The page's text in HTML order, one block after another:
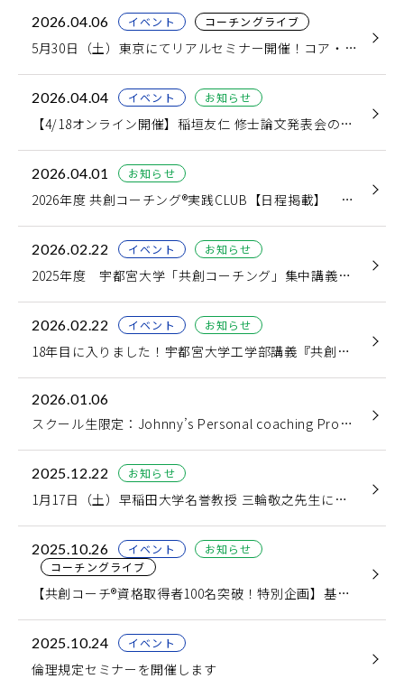
2026.04.06 イベント コーチングライブ
5月30日（土）東京にてリアルセミナー開催！コア・コンピテンシーを“体現する”コーチング実践セミナー 「ロールプレイとワークショップでコーチングマインドセットを磨く」
2026.04.04 イベント お知らせ
【4/18オンライン開催】稲垣友仁 修士論文発表会のご案内〜「教師の弱さ」が、なぜ子どもたちの主体性を引き出すのか？〜
2026.04.01 お知らせ
2026年度 共創コーチング®実践CLUB【日程掲載】 CLUBA（クラバ）のご案内
2026.02.22 イベント お知らせ
2025年度 宇都宮大学「共創コーチング」集中講義を終えて、3日間統合レポート
2026.02.22 イベント お知らせ
18年目に入りました！宇都宮大学工学部講義『共創コーチング』
2026.01.06
スクール生限定：Johnny’s Personal coaching Program
2025.12.22 お知らせ
1月17日（土）早稲田大学名誉教授 三輪敬之先生によるオープンセミナー「共創とは」
2025.10.26 イベント
お知らせ
コーチングライブ
【共創コーチ®資格取得者100名突破！特別企画】基礎コース割引特別価格期間開始！
2025.10.24 イベント
倫理規定セミナーを開催します